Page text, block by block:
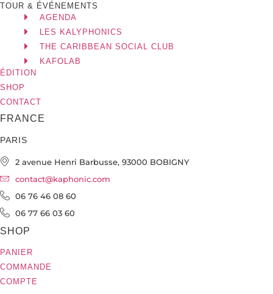
TOUR & ÉVÉNEMENTS
AGENDA
LES KALYPHONICS
THE CARIBBEAN SOCIAL CLUB
KAFOLAB
ÉDITION
SHOP
CONTACT
FRANCE
PARIS
2 avenue Henri Barbusse, 93000 BOBIGNY
contact@kaphonic.com
06 76 46 08 60
06 77 66 03 60
SHOP
PANIER
COMMANDE
COMPTE